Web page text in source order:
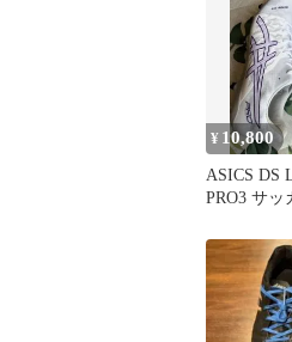
¥ 10,800
ASICS DS
PRO3 サッ